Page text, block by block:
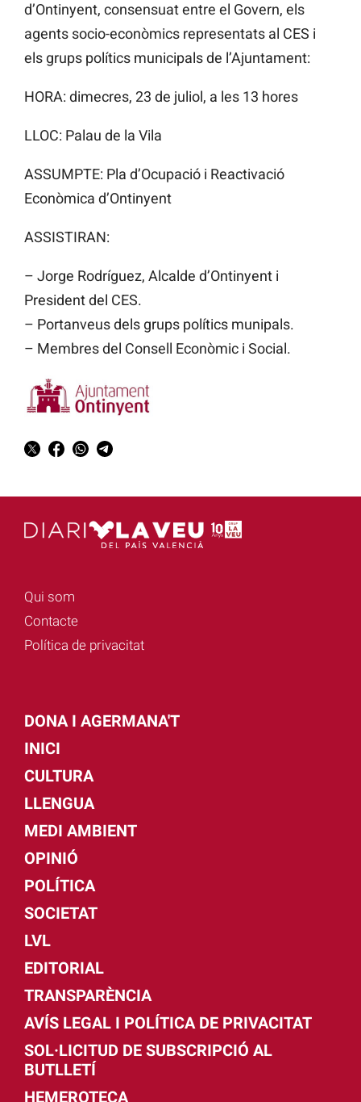
d’Ontinyent, consensuat entre el Govern, els
agents socio-econòmics representats al CES i
els grups polítics municipals de l’Ajuntament:
HORA: dimecres, 23 de juliol, a les 13 hores
LLOC: Palau de la Vila
ASSUMPTE: Pla d’Ocupació i Reactivació
Econòmica d’Ontinyent
ASSISTIRAN:
– Jorge Rodríguez, Alcalde d’Ontinyent i
President del CES.
– Portanveus dels grups polítics munipals.
– Membres del Consell Econòmic i Social.
Qui som
Contacte
Política de privacitat
DONA I AGERMANA'T
INICI
CULTURA
LLENGUA
MEDI AMBIENT
OPINIÓ
POLÍTICA
SOCIETAT
LVL
EDITORIAL
TRANSPARÈNCIA
AVÍS LEGAL I POLÍTICA DE PRIVACITAT
SOL·LICITUD DE SUBSCRIPCIÓ AL
BUTLLETÍ
HEMEROTECA